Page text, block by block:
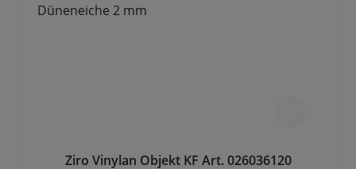
Ziro Vinylan Objekt KF Art. 026036120